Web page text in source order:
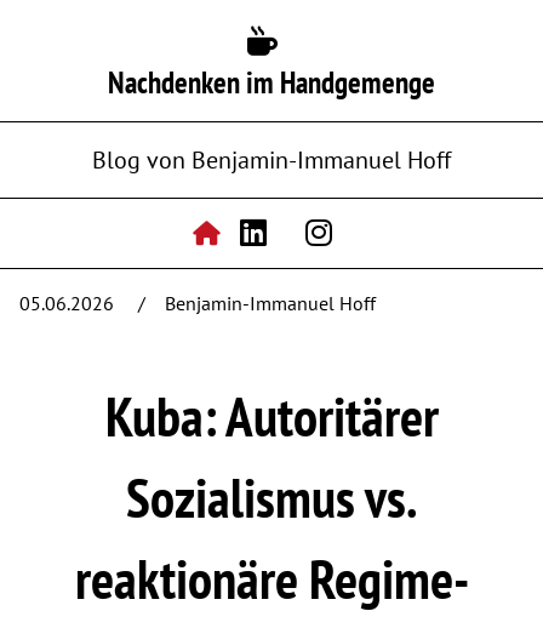
Nachdenken im Handgemenge
Blog von Benjamin-Immanuel Hoff
05.06.2026 Benjamin-Immanuel Hoff
Kuba: Autoritärer
Sozialismus vs.
reaktionäre Regime-